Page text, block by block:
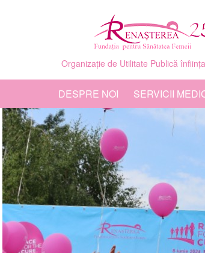
Organizație de Utilitate Publică
DESPRE NOI SERVICII